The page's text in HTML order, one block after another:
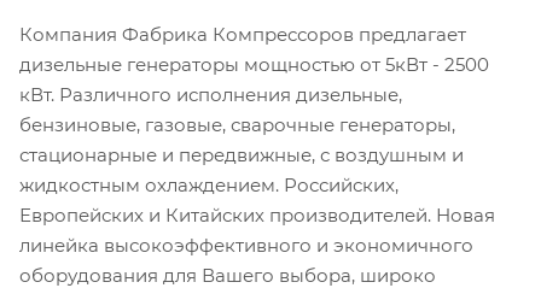
Компания Фабрика Компрессоров предлагает
дизельные генераторы мощностью от 5кВт - 2500
кВт. Различного исполнения дизельные,
бензиновые, газовые, сварочные генераторы,
стационарные и передвижные, с воздушным и
жидкостным охлаждением. Российских,
Европейских и Китайских производителей. Новая
линейка высокоэффективного и экономичного
оборудования для Вашего выбора, широко